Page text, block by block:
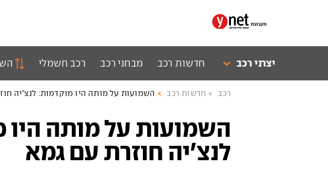
יצרני רכב חדשות רכב מבחני רכב רכב חשמלי
רכב חדשות רכב השמועות על מותה היו מוקדמות: לנצ'יה
השמועות על מותה היו
לנצ'יה חוזרת עם גמא